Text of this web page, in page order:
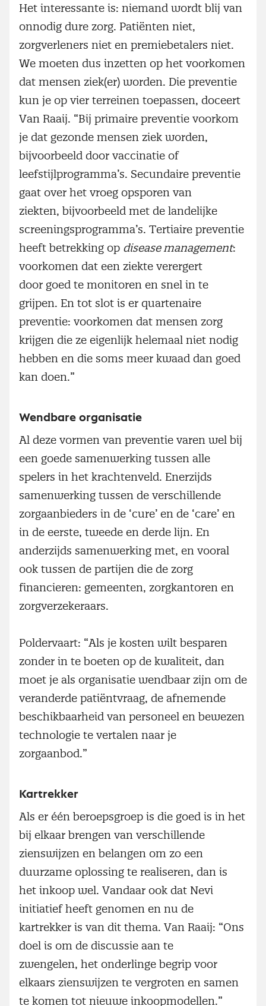
Het interessante is: niemand wordt blij van
onnodig dure zorg. Patiënten niet,
zorgverleners niet en premiebetalers niet.
We moeten dus inzetten op het voorkomen
dat mensen ziek(er) worden. Die preventie
kun je op vier terreinen toepassen, doceert
Van Raaij. “Bij primaire preventie voorkom
je dat gezonde mensen ziek worden,
bijvoorbeeld door vaccinatie of
leefstijlprogramma’s. Secundaire preventie
gaat over het vroeg opsporen van
ziekten, bijvoorbeeld met de landelijke
screeningsprogramma’s. Tertiaire preventie
heeft betrekking op disease management:
voorkomen dat een ziekte verergert
door goed te monitoren en snel in te
grijpen. En tot slot is er quartenaire
preventie: voorkomen dat mensen zorg
krijgen die ze eigenlijk helemaal niet nodig
hebben en die soms meer kwaad dan goed
kan doen.”
Wendbare organisatie
Al deze vormen van preventie varen wel bij
een goede samenwerking tussen alle
spelers in het krachtenveld. Enerzijds
samenwerking tussen de verschillende
zorgaanbieders in de ‘cure’ en de ‘care’ en
in de eerste, tweede en derde lijn. En
anderzijds samenwerking met, en vooral
ook tussen de partijen die de zorg
financieren: gemeenten, zorgkantoren en
zorgverzekeraars.
Poldervaart: “Als je kosten wilt besparen
zonder in te boeten op de kwaliteit, dan
moet je als organisatie wendbaar zijn om de
veranderde patiëntvraag, de afnemende
beschikbaarheid van personeel en bewezen
technologie te vertalen naar je
zorgaanbod.”
Kartrekker
Als er één beroepsgroep is die goed is in het
bij elkaar brengen van verschillende
zienswijzen en belangen om zo een
duurzame oplossing te realiseren, dan is
het inkoop wel. Vandaar ook dat Nevi
initiatief heeft genomen en nu de
kartrekker is van dit thema. Van Raaij: “Ons
doel is om de discussie aan te
zwengelen, het onderlinge begrip voor
elkaars zienswijzen te vergroten en samen
te komen tot nieuwe inkoopmodellen.”